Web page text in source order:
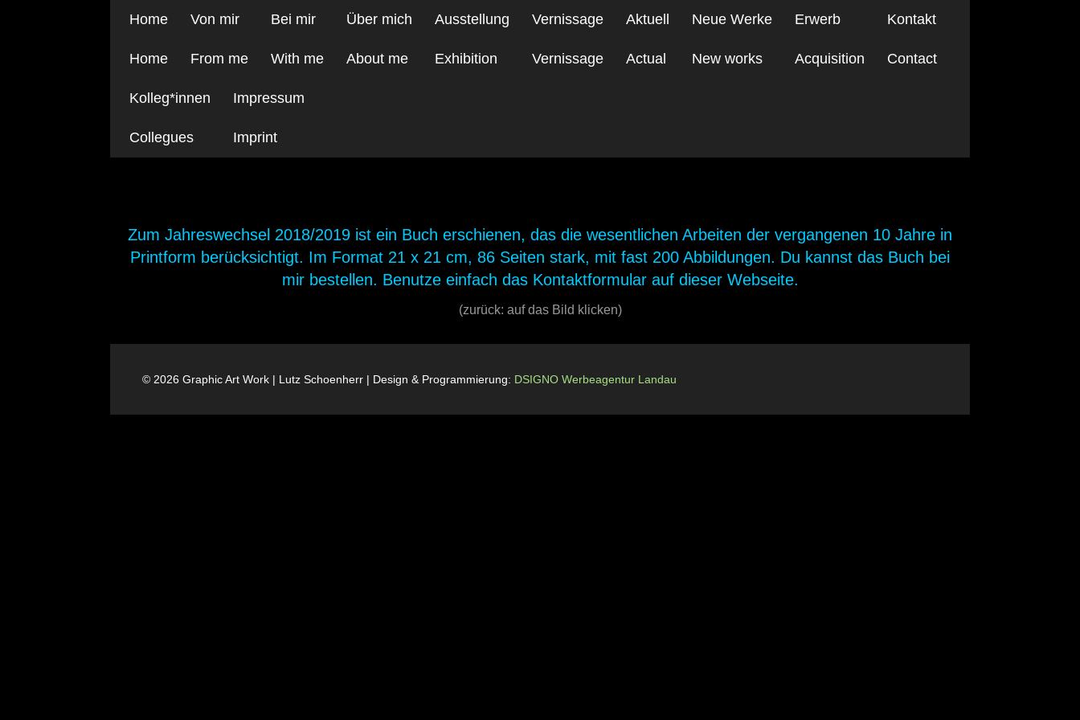
Home
Home
Von mir
From me
Bei mir
With me
Über mich
About me
Ausstellung
Exhibition
Vernissage
Vernissage
Aktuell
Actual
Neue Werke
New works
Erwerb
Acquisition
Kontakt
Contact
Kolleg*innen
Collegues
Impressum
Imprint
Zum Jahreswechsel 2018/2019 ist ein Buch erschienen, das die wesentlichen Arbeiten der vergangenen 10 Jahre in
Printform berücksichtigt. Im Format 21 x 21 cm, 86 Seiten stark, mit fast 200 Abbildungen. Du kannst das Buch bei
mir bestellen. Benutze einfach das Kontaktformular auf dieser Webseite.
(zurück: auf das Bild klicken)
© 2026 Graphic Art Work | Lutz Schoenherr | Design & Programmierung: DSIGNO Werbeagentur Landau